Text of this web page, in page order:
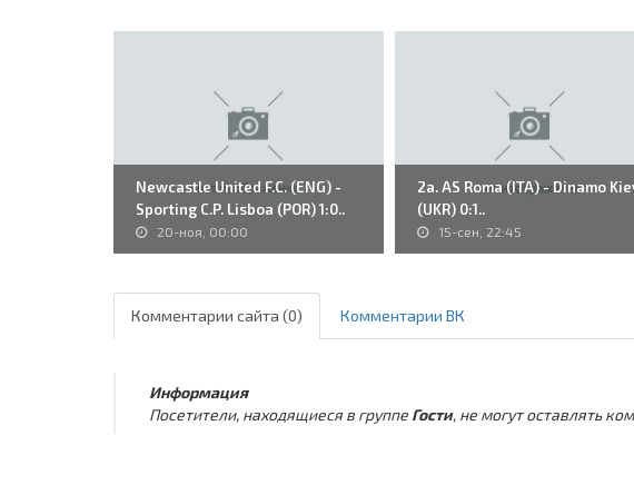
Newcastle United F.C. (ENG) -
Sporting C.P. Lisboa (POR) 1:0..
20-ноя, 00:00
2a. AS Roma (ITA) - Dinamo
(UKR) 0:1..
15-сен, 22:45
Комментарии сайта (0) Комментарии ВК
Информация
Посетители, находящиеся в группе Гости, не могут оставлять